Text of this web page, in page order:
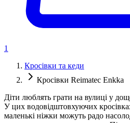
1
Кросівки та кеди
Кросівки Reimatec Enkka
Діти люблять грати на вулиці у
У цих водовідштовхуючих
маленькі ніжки можуть радо